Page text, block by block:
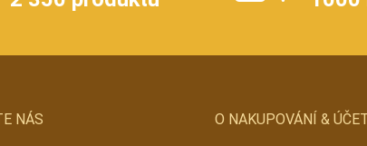
NÁS O NAKUPOVÁNÍ &